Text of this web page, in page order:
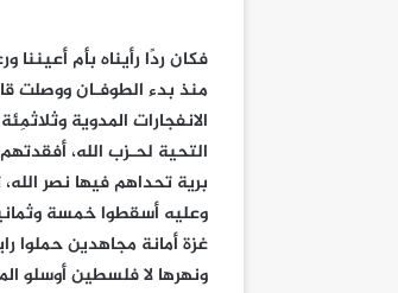
فكان ردًا رأيناه بأم
منذ بدء الطوفـان ووصلت
الانفجارات المدوية
التحية لحـزب الله،
برية تحداهم فيها نصر
وعليه أسقطوا خمسة
غزة أمانة مجاهدين حملوا
ونهرها لا فلسطين أوسلو